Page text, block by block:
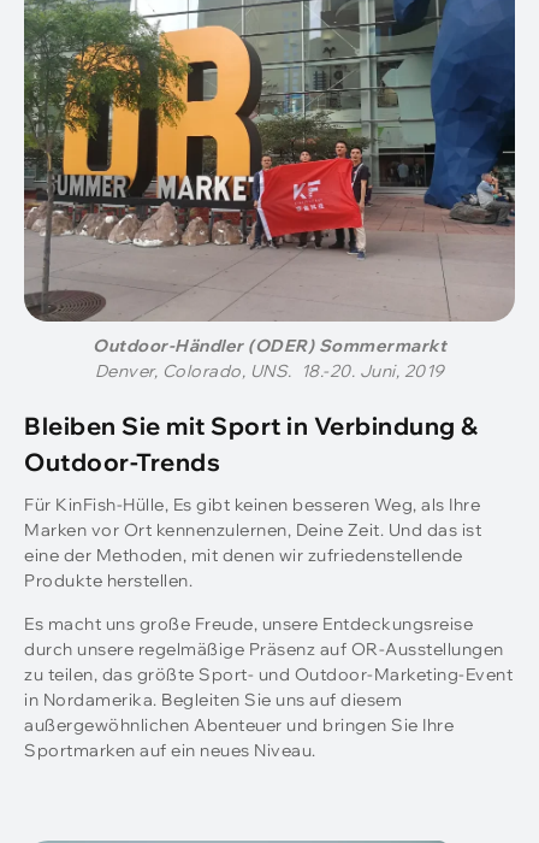
Bleiben Sie mit Sport in Verbindung &
Outdoor-Trends
Für KinFish-Hülle, Es gibt keinen besseren Weg, als Ihre
Marken vor Ort kennenzulernen, Deine Zeit. Und das ist
eine der Methoden, mit denen wir zufriedenstellende
Produkte herstellen.
Es macht uns große Freude, unsere Entdeckungsreise
durch unsere regelmäßige Präsenz auf OR-Ausstellungen
zu teilen, das größte Sport- und Outdoor-Marketing-Event
in Nordamerika. Begleiten Sie uns auf diesem
außergewöhnlichen Abenteuer und bringen Sie Ihre
Sportmarken auf ein neues Niveau.
Outdoor-Händler (ODER) Sommermarkt
Denver, Colorado, UNS. 18.-20. Juni, 2019